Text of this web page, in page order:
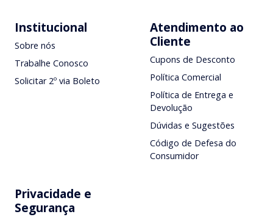
Institucional
Sobre nós
Trabalhe Conosco
Solicitar 2º via Boleto
Atendimento ao
Cliente
Cupons de Desconto
Política Comercial
Política de Entrega e
Devolução
Dúvidas e Sugestões
Código de Defesa do
Consumidor
Privacidade e
Segurança